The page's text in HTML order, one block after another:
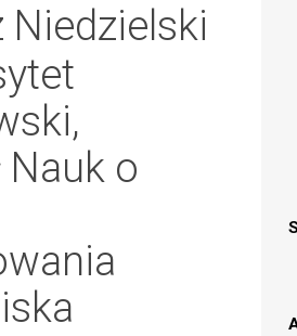
Niedzielski
Nauk o